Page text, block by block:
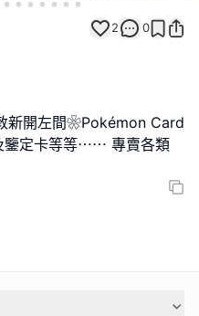
2 0
新開左間❀Pokémon Card
鑒定卡等等⋯⋯ 專賣各類